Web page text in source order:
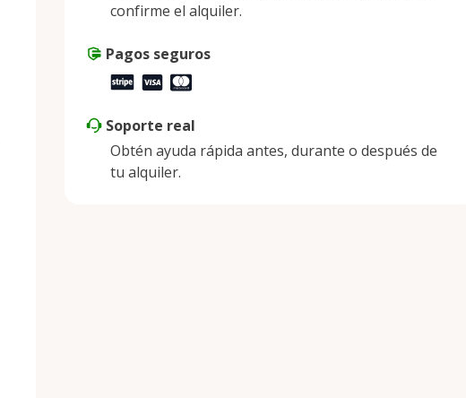
confirme el alquiler.
Pagos seguros
Soporte real
Obtén ayuda rápida antes, durante o después de
tu alquiler.